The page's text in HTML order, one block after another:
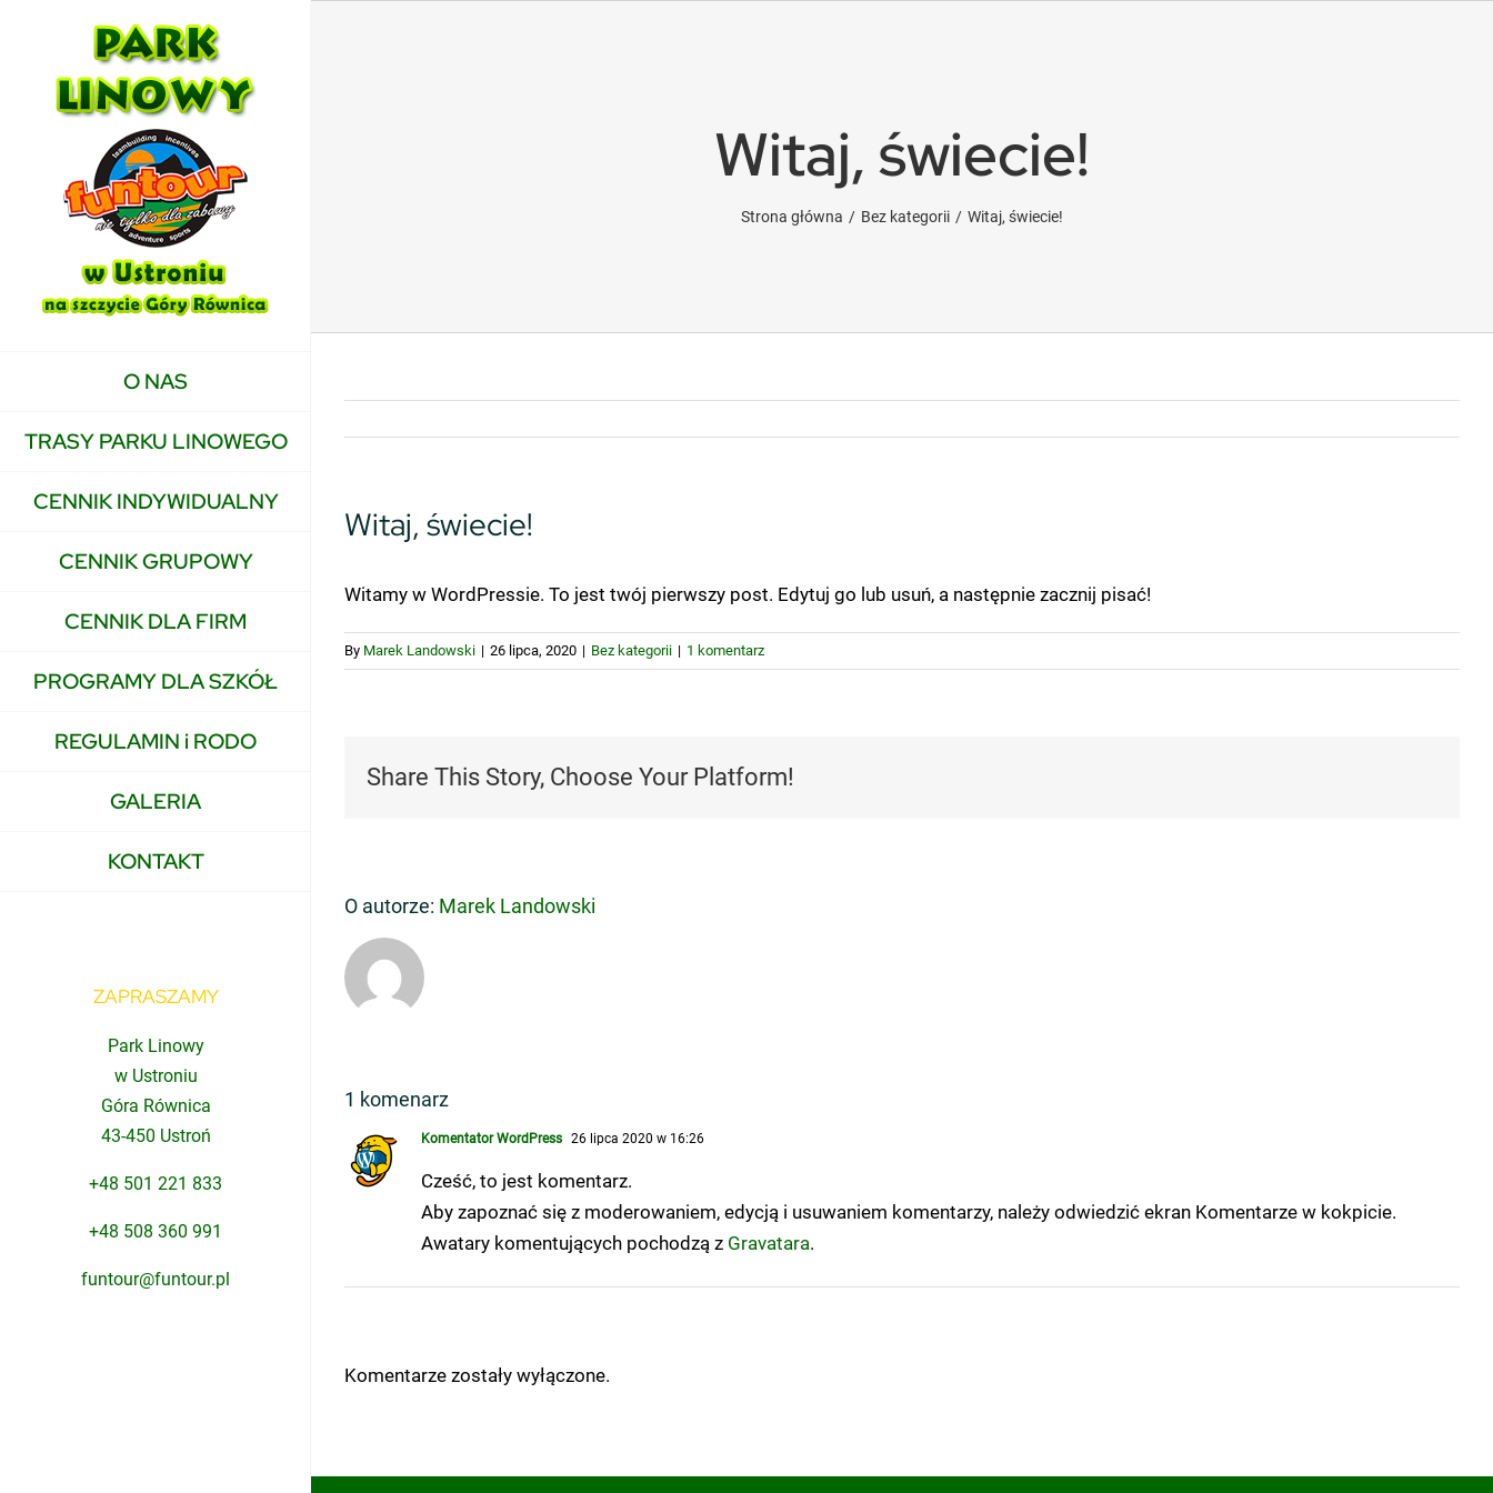
zawartości
O NAS
TRASY PARKU LINOWEGO
CENNIK INDYWIDUALNY
CENNIK GRUPOWY
CENNIK DLA FIRM
PROGRAMY DLA SZKÓŁ
REGULAMIN i RODO
GALERIA
KONTAKT
ZAPRASZAMY
Park Linowy
w Ustroniu
Góra Równica
43-450 Ustroń
+48 501 221 833
+48 508 360 991
funtour@funtour.pl
Witaj, świecie!
Strona główna Bez kategorii Witaj, świecie!
Witaj, świecie!
Witamy w WordPressie. To jest twój pierwszy post. Edytuj go lub usuń, a następnie zacznij pisać!
By Marek Landowski | 26 lipca, 2020 | Bez kategorii | 1 komentarz
Share This Story, Choose Your Platform!
O autorze: Marek Landowski
1 komenarz
Komentator WordPress 26 lipca 2020 w 16:26
Cześć, to jest komentarz.
Aby zapoznać się z moderowaniem, edycją i usuwaniem komentarzy, należy odwiedzić ekran Komentarze w kokpicie.
Awatary komentujących pochodzą z Gravatara.
Komentarze zostały wyłączone.